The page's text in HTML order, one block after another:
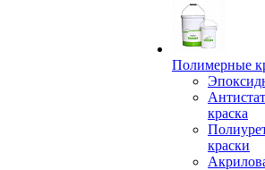
Полимерные
краска
краски